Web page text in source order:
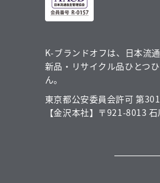
K-ブランドオフは、日本流
新品・リサイクル品ひとつ
ん。
東京都公安委員会許可 第
【金沢本社】〒921-8013